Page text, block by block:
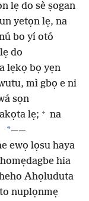
lẹ do sè ṣogan
yetọn lẹ, na
bo yí otó
do
lẹkọ bọ yẹn
mì gbọ e ni
sọn
lẹ; + na
*——
ewọ lọsu haya
hia
Ahọluduta
nuplọnmẹ